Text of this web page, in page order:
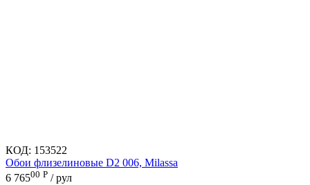
КОД: 153522
Обои флизелиновые D2 006, Milassa
6 76500 Р / рул